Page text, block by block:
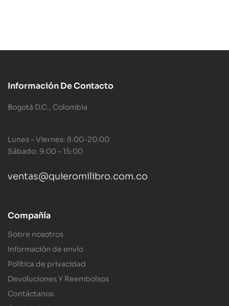
Información De Contacto
Bogotá D.C., Colombia
Lunes – Viernes: 8:00-20:00
Sábado: 9:00 – 15:00
ventas@quieromilibro.com.co
Compañía
Sobre nosotros
Información de envío
Política de privacidad
Devoluciones Y Reembolsos
Contáctanos